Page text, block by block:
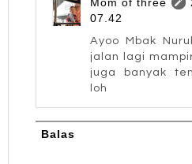
07.42
Ayoo Mbak
jalan lagi
juga banyak
loh
Balas